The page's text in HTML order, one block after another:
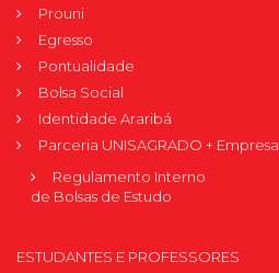
Prouni
Egresso
Pontualidade
Bolsa Social
Identidade Araribá
Parceria UNISAGRADO + Empresa
Regulamento Interno
de Bolsas de Estudo
ESTUDANTES E PROFESSORES